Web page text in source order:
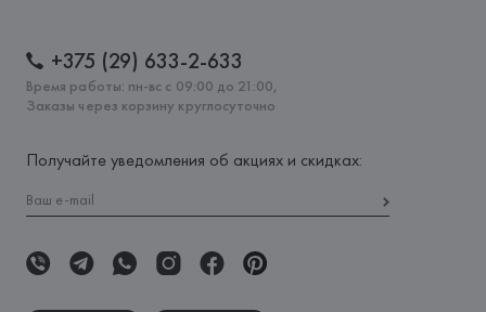
+375 (29) 633-2-633
Время работы: пн-вс с 09:00 до 21:00,
Заказы через корзину круглосуточно
Получайте уведомления об акциях и скидках: